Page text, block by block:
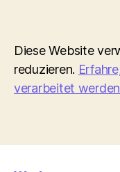
Diese Website
reduzieren.
verarbeitet